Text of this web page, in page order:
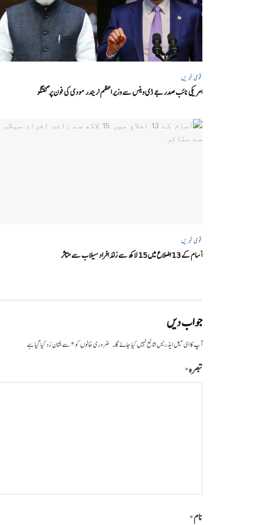
قومی خبریں
امریکی نائب صدر جے ڈی وینس سے وزیر اعظم نریندر مودی کی فون پر گفتگو
قومی خبریں
آسام کے 13 اضلاع میں 15 لاکھ سے زائد افراد سیلاب سے متاثر
جواب دیں
آپ کا ای میل ایڈریس شائع نہیں کیا جائے گا۔ ضروری خانوں کو*سے نشان زد کیا گیا ہے
تبصرہ*
نام*